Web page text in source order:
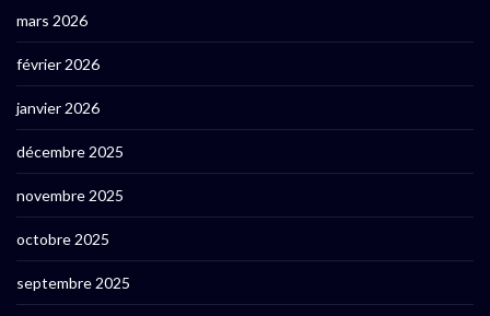
mars 2026
février 2026
janvier 2026
décembre 2025
novembre 2025
octobre 2025
septembre 2025